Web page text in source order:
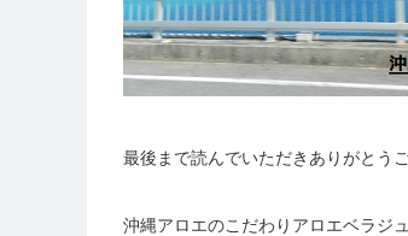
最後まで読んでいただきありがとう
沖縄アロエのこだわりアロエベラジ